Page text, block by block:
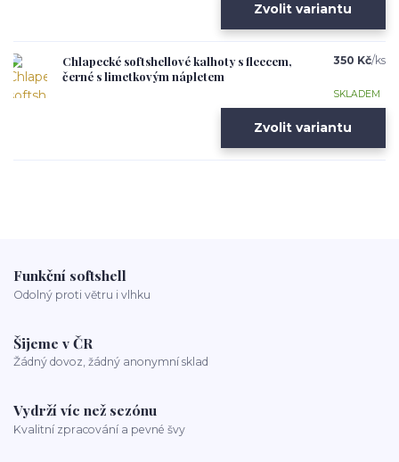
Zvolit variantu
Chlapecké softshellové kalhoty s fleecem,
černé s limetkovým nápletem
350 Kč/ks
SKLADEM
Zvolit variantu
Funkční softshell
Odolný proti větru i vlhku
Šijeme v ČR
Žádný dovoz, žádný anonymní sklad
Vydrží víc než sezónu
Kvalitní zpracování a pevné švy